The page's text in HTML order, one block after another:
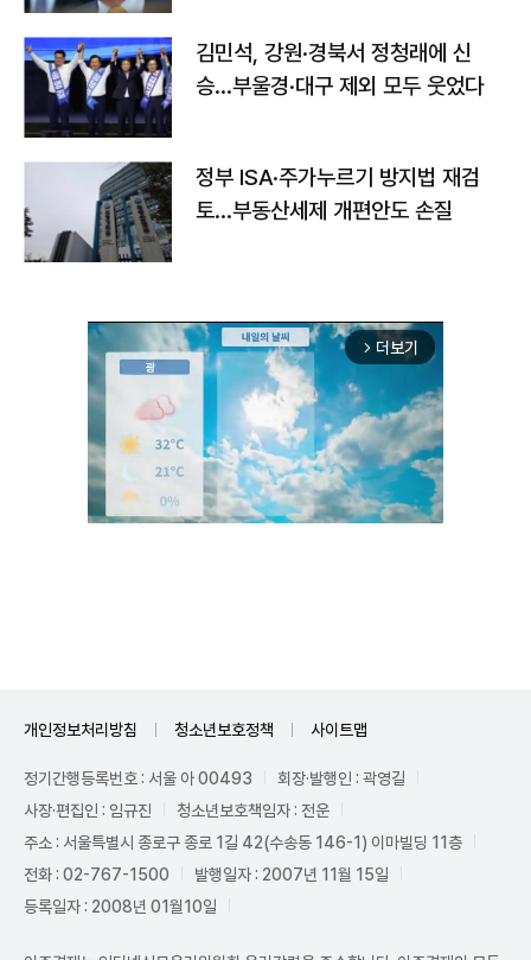
김민석, 강원·경북서 정청래에 신
승…부울경·대구 제외 모두 웃었다
정부 ISA·주가누르기 방지법 재검
토…부동산세제 개편안도 손질
arrow_forward_ios 더보기
개인정보처리방침 청소년보호정책 사이트맵
정기간행등록번호 : 서울 아 00493
회장·발행인 : 곽영길
사장·편집인 : 임규진
청소년보호책임자 : 전운
주소 : 서울특별시 종로구 종로 1길 42(수송동 146-1) 이마빌딩 11층
전화 : 02-767-1500
발행일자 : 2007년 11월 15일
등록일자 : 2008년 01월10일